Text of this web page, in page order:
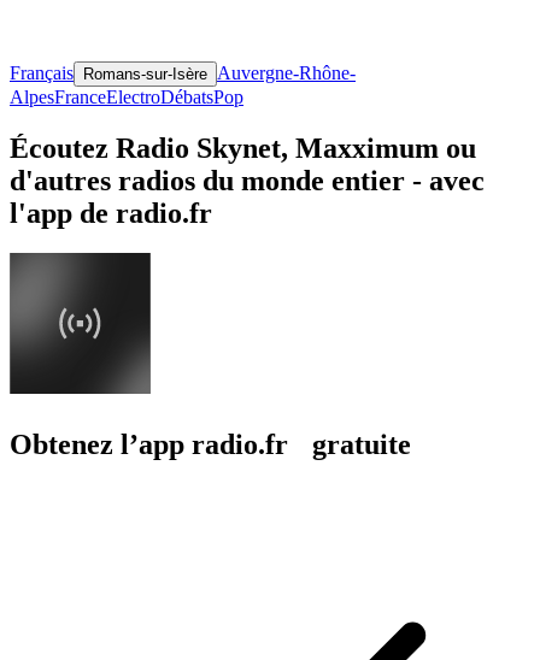
Français Romans-sur-Isère Auvergne-Rhône-
AlpesFranceElectroDébatsPop
Écoutez Radio Skynet, Maxximum ou
d'autres radios du monde entier - avec
l'app de radio.fr
Obtenez l’app radio.fr gratuite